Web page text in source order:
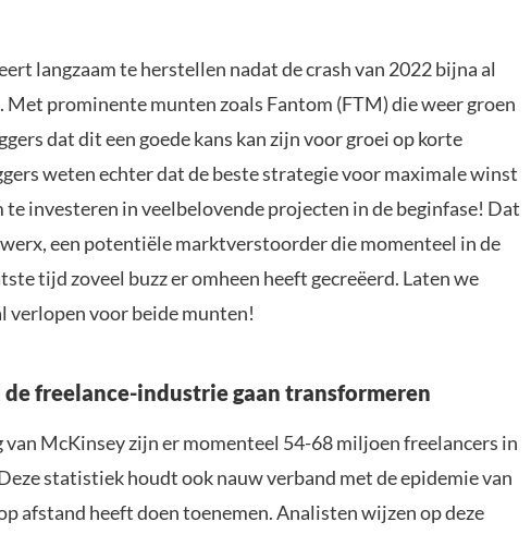
langzaam te herstellen nadat de crash van 2022 bijna al
prominente munten zoals Fantom (FTM) die weer groen
dat dit een goede kans kan zijn voor groei op korte
weten echter dat de beste strategie voor maximale winst
te investeren in veelbelovende projecten in de beginfase! Dat
een potentiële marktverstoorder die momenteel in de
tijd zoveel buzz er omheen heeft gecreëerd. Laten we
verlopen voor beide munten!
de freelance-industrie gaan transformeren
van McKinsey zijn er momenteel 54-68 miljoen freelancers in
statistiek houdt ook nauw verband met de epidemie van
afstand heeft doen toenemen. Analisten wijzen op deze